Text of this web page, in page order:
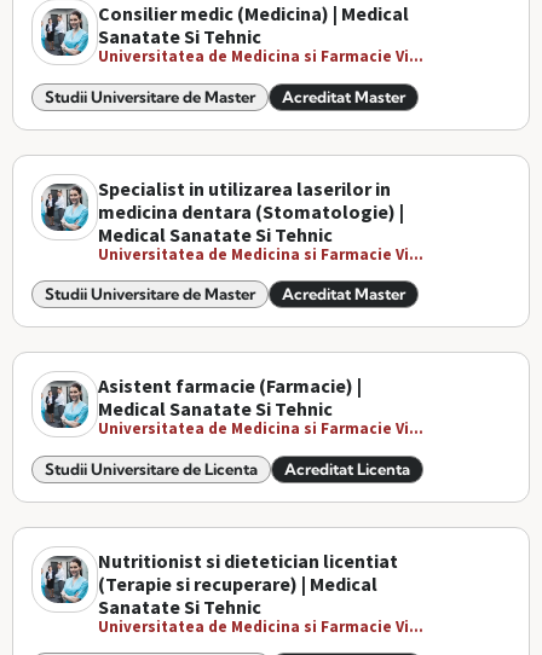
Consilier medic (Medicina) | Medical
Sanatate Si Tehnic
Universitatea de Medicina si Farmacie Vi...
Studii Universitare de Master Acreditat Master
Specialist in utilizarea laserilor in
medicina dentara (Stomatologie) |
Medical Sanatate Si Tehnic
Universitatea de Medicina si Farmacie Vi...
Studii Universitare de Master Acreditat Master
Asistent farmacie (Farmacie) |
Medical Sanatate Si Tehnic
Universitatea de Medicina si Farmacie Vi...
Studii Universitare de Licenta Acreditat Licenta
Nutritionist si dietetician licentiat
(Terapie si recuperare) | Medical
Sanatate Si Tehnic
Universitatea de Medicina si Farmacie Vi...